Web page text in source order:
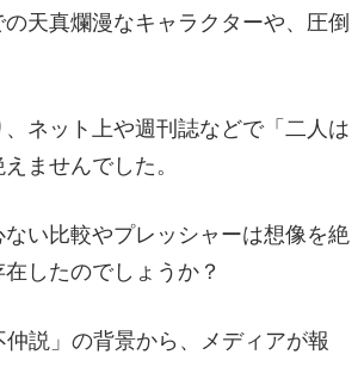
天真爛漫なキャラクターや、圧倒
ネット上や週刊誌などで「二人は
ませんでした。
い比較やプレッシャーは想像を絶
したのでしょうか？
説」の背景から、メディアが報